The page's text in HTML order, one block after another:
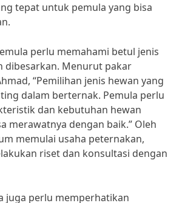
tepat untuk pemula yang bisa
perlu memahami betul jenis
dibesarkan. Menurut pakar
“Pemilihan jenis hewan yang
dalam berternak. Pemula perlu
dan kebutuhan hewan
merawatnya dengan baik.” Oleh
memulai usaha peternakan,
riset dan konsultasi dengan
juga perlu memperhatikan